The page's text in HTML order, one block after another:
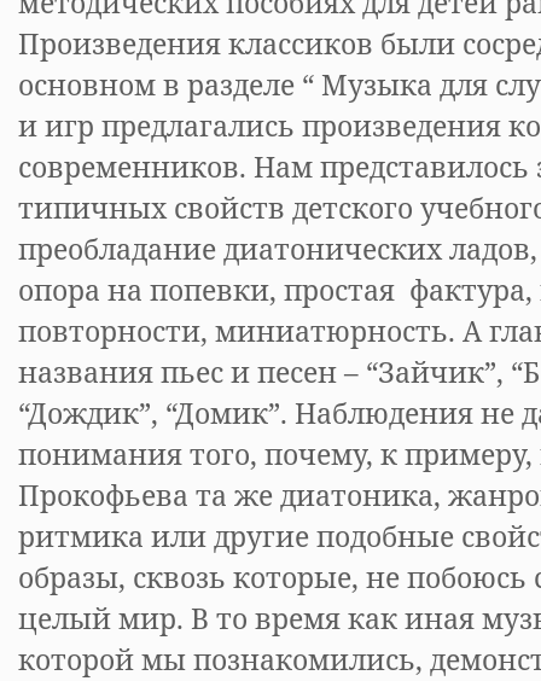
Произведения классиков были
основном в разделе “ Музыка для
и игр предлагались произведения
современников. Нам представилось
типичных свойств детского
преобладание диатонических
опора на попевки, простая
повторности, миниатюрность. А
названия пьес и песен – “Зайчик”,
“Дождик”, “Домик”. Наблюдения не
понимания того, почему, к примеру,
Прокофьева та же диатоника,
ритмика или другие подобные
образы, сквозь которые, не побоюсь
целый мир. В то время как иная
которой мы познакомились,